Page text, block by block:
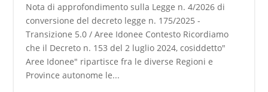
Nota di approfondimento sulla Legge n. 4/2026 di
conversione del decreto legge n. 175/2025 -
Transizione 5.0 / Aree Idonee Contesto Ricordiamo
che il Decreto n. 153 del 2 luglio 2024, cosiddetto"
Aree Idonee" ripartisce fra le diverse Regioni e
Province autonome le...